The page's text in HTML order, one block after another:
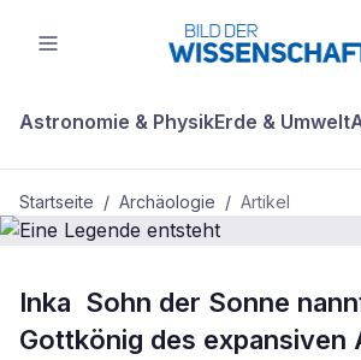
Astronomie & PhysikErde & Umwelt
Startseite / Archäologie / Artikel
Eine Legende entsteht
Inka  Sohn der Sonne
Gottkönig des expansiven